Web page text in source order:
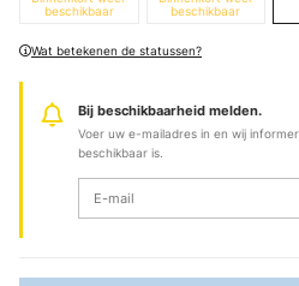
beschikbaar
beschikbaar
Wat betekenen de statussen?
Bij beschikbaarheid melden.
Voer uw e-mailadres in en wij
beschikbaar is.